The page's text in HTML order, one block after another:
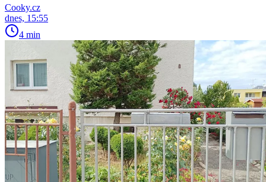
Cooky.cz
dnes, 15:55
4 min